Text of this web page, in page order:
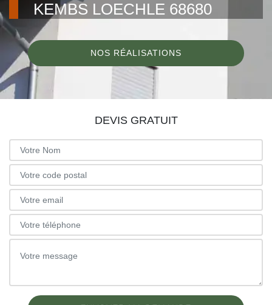
KEMBS LOECHLE 68680
NOS RÉALISATIONS
DEVIS GRATUIT